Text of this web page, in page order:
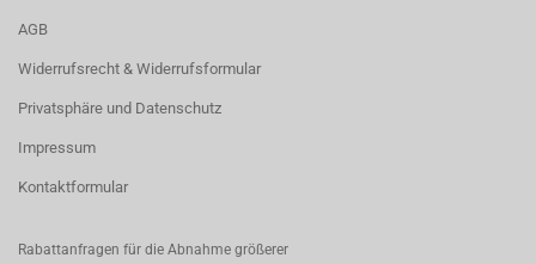
AGB
Widerrufsrecht & Widerrufsformular
Privatsphäre und Datenschutz
Impressum
Kontaktformular
Rabattanfragen für die Abnahme größerer